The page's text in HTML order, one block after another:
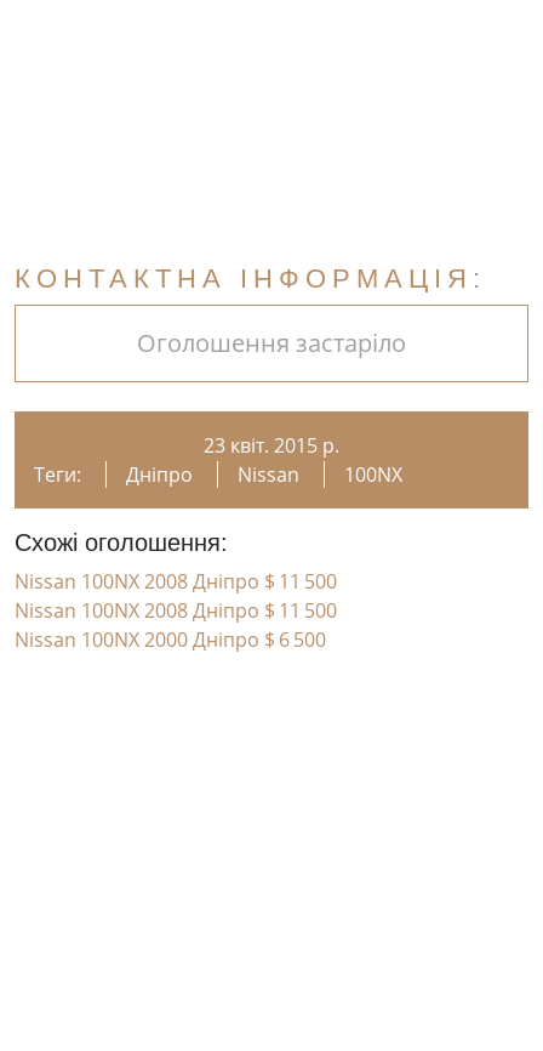
КОНТАКТНА ІНФОРМАЦІЯ:
Оголошення застаріло
23 квіт. 2015 р.
Теги:
Дніпро Nissan 100NX
Схожі оголошення:
Nissan 100NX 2008 Дніпро $ 11 500
Nissan 100NX 2008 Дніпро $ 11 500
Nissan 100NX 2000 Дніпро $ 6 500